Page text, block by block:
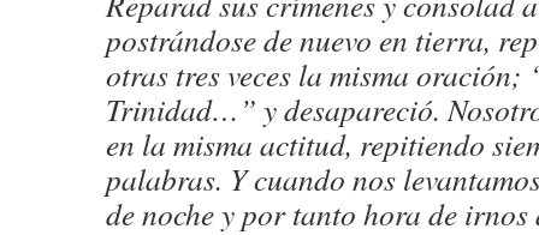
postrándose de nuevo en tierra,
otras tres veces la misma oración;
Trinidad…” y desapareció.
en la misma actitud, repitiendo
palabras. Y cuando nos
de noche y por tanto hora de irnos